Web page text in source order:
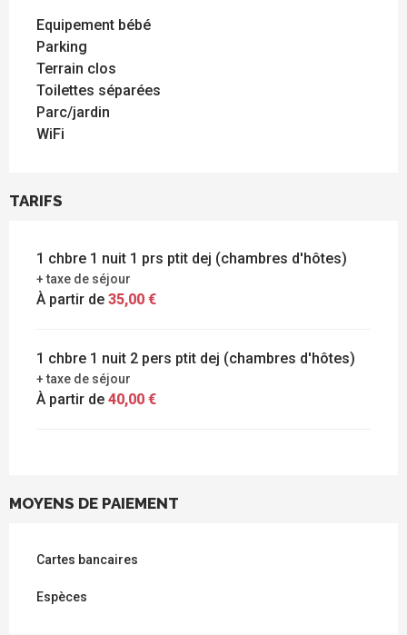
Equipement bébé
Parking
Terrain clos
Toilettes séparées
Parc/jardin
WiFi
TARIFS
1 chbre 1 nuit 1 prs ptit dej (chambres d'hôtes)
+ taxe de séjour
À partir de 35,00 €
1 chbre 1 nuit 2 pers ptit dej (chambres d'hôtes)
+ taxe de séjour
À partir de 40,00 €
MOYENS DE PAIEMENT
Cartes bancaires
Espèces